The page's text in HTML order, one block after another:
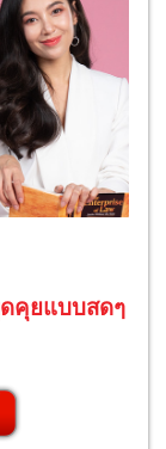
คุยแบบสดๆ